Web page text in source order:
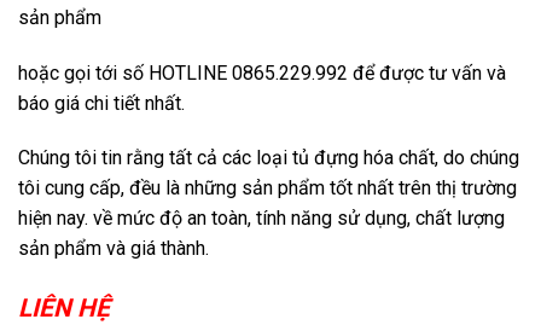
sản phẩm
hoặc gọi tới số HOTLINE 0865.229.992 để được tư vấn và
báo giá chi tiết nhất.
Chúng tôi tin rằng tất cả các loại tủ đựng hóa chất, do chúng
tôi cung cấp, đều là những sản phẩm tốt nhất trên thị trường
hiện nay. về mức độ an toàn, tính năng sử dụng, chất lượng
sản phẩm và giá thành.
LIÊN HỆ